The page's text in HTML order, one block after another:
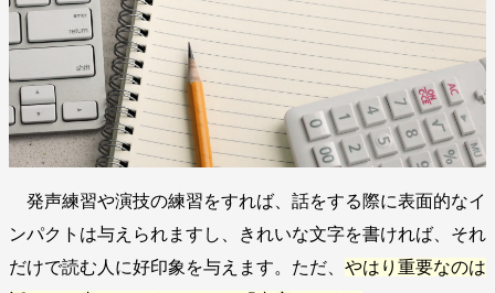
発声練習や演技の練習をすれば、話をする際に表面的なイ
ンパクトは与えられますし、きれいな文字を書ければ、それ
だけで読む人に好印象を与えます。ただ、 やはり重要なのは